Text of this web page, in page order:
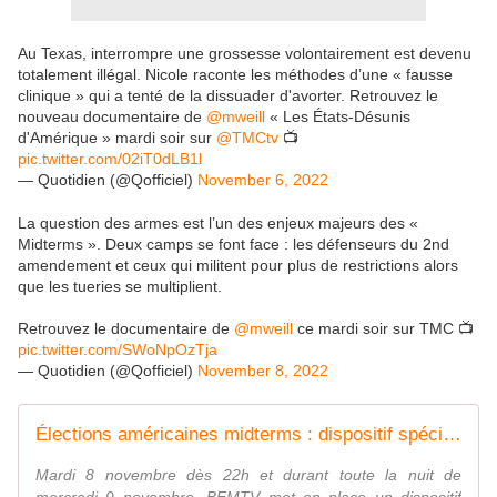
Au Texas, interrompre une grossesse volontairement est devenu
totalement illégal. Nicole raconte les méthodes d’une « fausse
clinique » qui a tenté de la dissuader d'avorter. Retrouvez le
nouveau documentaire de @mweill « Les États-Désunis
d'Amérique » mardi soir sur @TMCtv 📺
pic.twitter.com/02iT0dLB1l
— Quotidien (@Qofficiel) November 6, 2022
La question des armes est l’un des enjeux majeurs des «
Midterms ». Deux camps se font face : les défenseurs du 2nd
amendement et ceux qui militent pour plus de restrictions alors
que les tueries se multiplient.
Retrouvez le documentaire de @mweill ce mardi soir sur TMC 📺
pic.twitter.com/SWoNpOzTja
— Quotidien (@Qofficiel) November 8, 2022
Élections américaines midterms : dispositif spécial mardi soir et durant la nuit sur BFMTV. - LeBlogTVNews
Mardi 8 novembre dès 22h et durant toute la nuit de